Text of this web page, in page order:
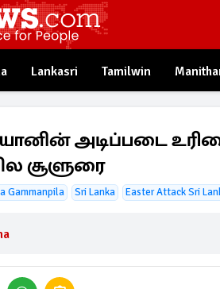
Lankasri Tamilwin
அடிப்படை
சூளுரை
Gammanpila Sri Lanka Easter Attack Sri